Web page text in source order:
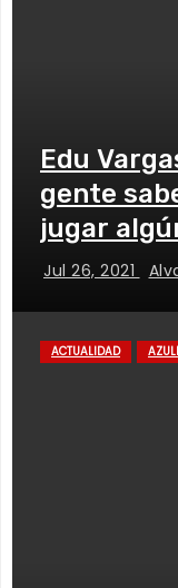
Edu
gente
jugar
Jul 26, 2021
ACTUALIDAD